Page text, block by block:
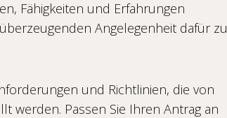
Fähigkeiten und Erfahrungen
Angelegenheit dafür zu
und Richtlinien, die von
werden. Passen Sie Ihren Antrag an